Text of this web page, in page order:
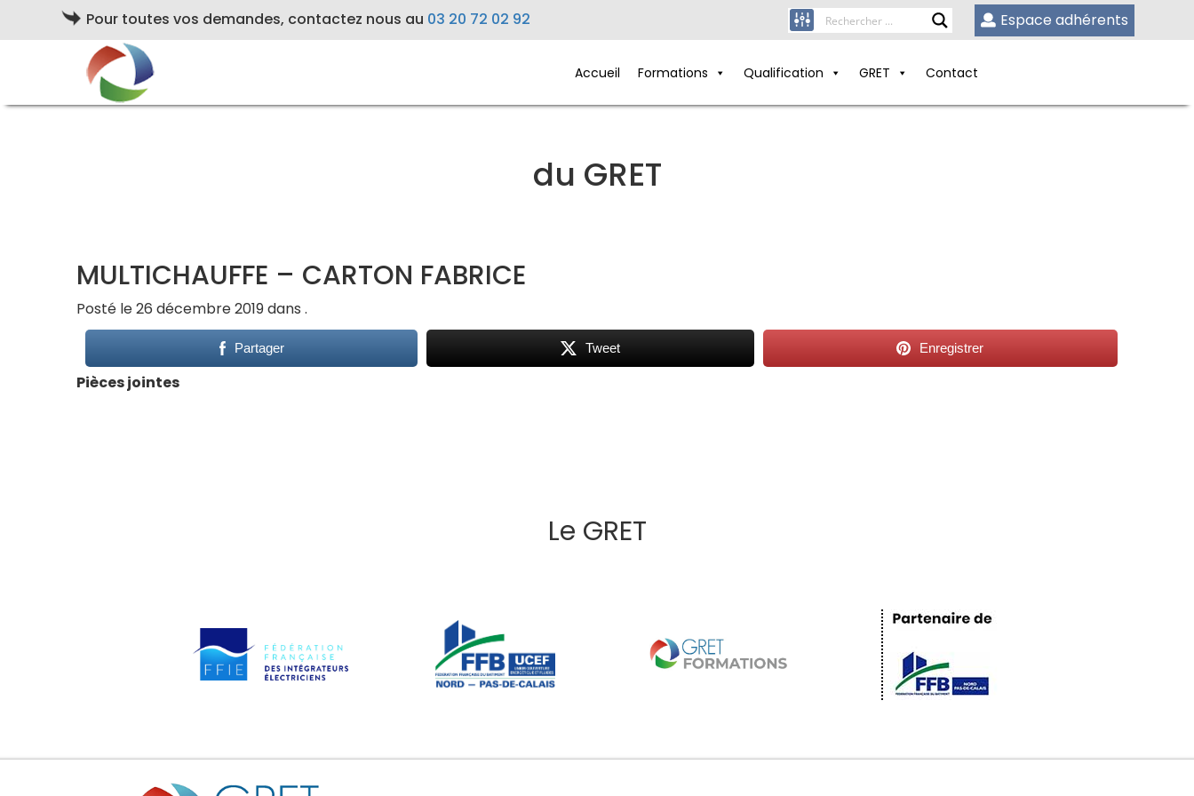
Pour toutes vos demandes, contactez nous au 03 20 72 02 92 Espace adhérents
Accueil Formations Qualification GRET Contact
du GRET
MULTICHAUFFE – CARTON FABRICE
Posté le 26 décembre 2019 dans .
Partager Tweet Enregistrer
Pièces jointes
Le GRET